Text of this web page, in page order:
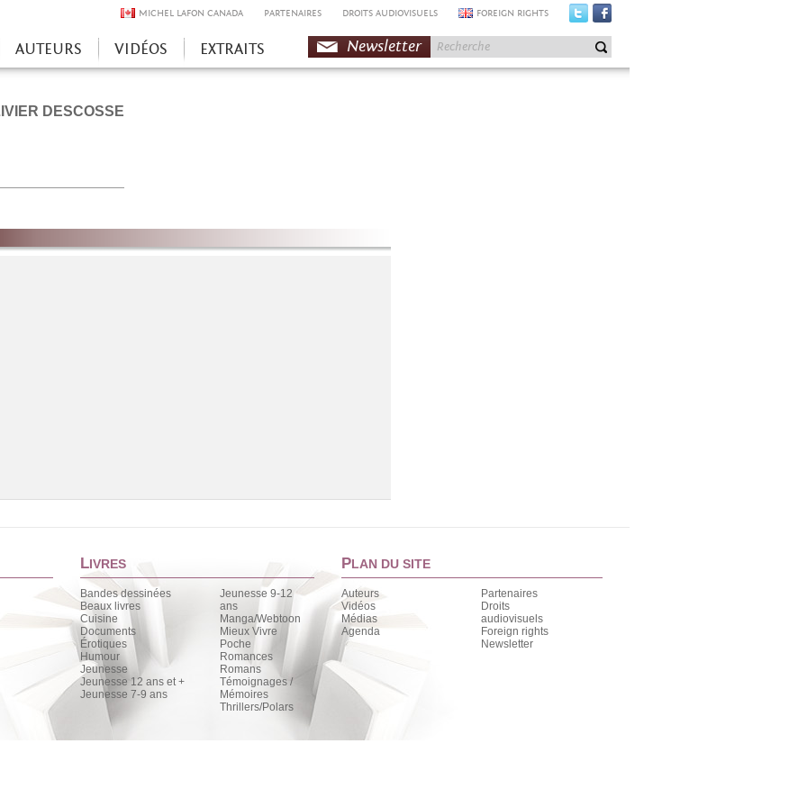
MICHEL LAFON CANADA PARTENAIRES DROITS AUDIOVISUELS FOREIGN RIGHTS
AUTEURS VIDÉOS EXTRAITS Newsletter
DESCOSSE
Chargement de la liste
LIVRES
Bandes dessinées
Beaux livres
Cuisine
Documents
Érotiques
Humour
Jeunesse
Jeunesse 12 ans et +
Jeunesse 7-9 ans
Jeunesse 9-12
ans
Manga/Webtoon
Mieux Vivre
Poche
Romances
Romans
Témoignages /
Mémoires
Thrillers/Polars
PLAN DU SITE
Auteurs
Vidéos
Médias
Agenda
Partenaires
Droits
audiovisuels
Foreign rights
Newsletter